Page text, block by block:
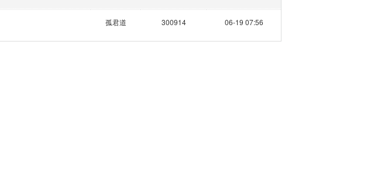
孤君道 300914 06-19 07:56